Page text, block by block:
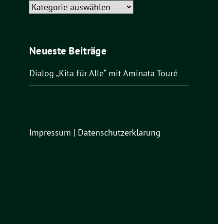
Kategorien
Neueste Beiträge
Dialog „Kita für Alle“ mit Aminata Touré
Impressum | Datenschutzerklärung